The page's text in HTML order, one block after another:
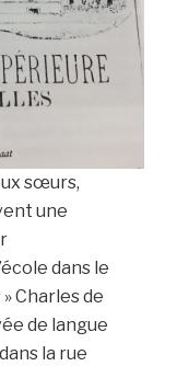
sœurs,
une
dans le
Charles de
de langue
la rue